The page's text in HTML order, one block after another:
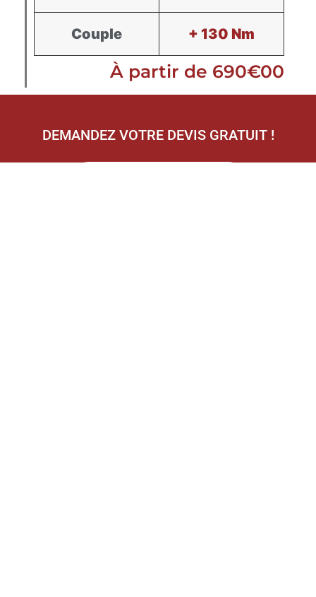
Couple + 130 Nm
À partir de 690€00
DEMANDEZ VOTRE DEVIS GRATUIT !